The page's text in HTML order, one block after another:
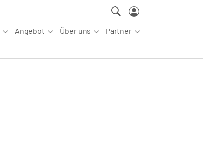
Submenu for "Aus-/Fortbildung"
Angebot
Submenu for "Angebot"
Über uns
Submenu for "Über uns"
Partner
Submenu for